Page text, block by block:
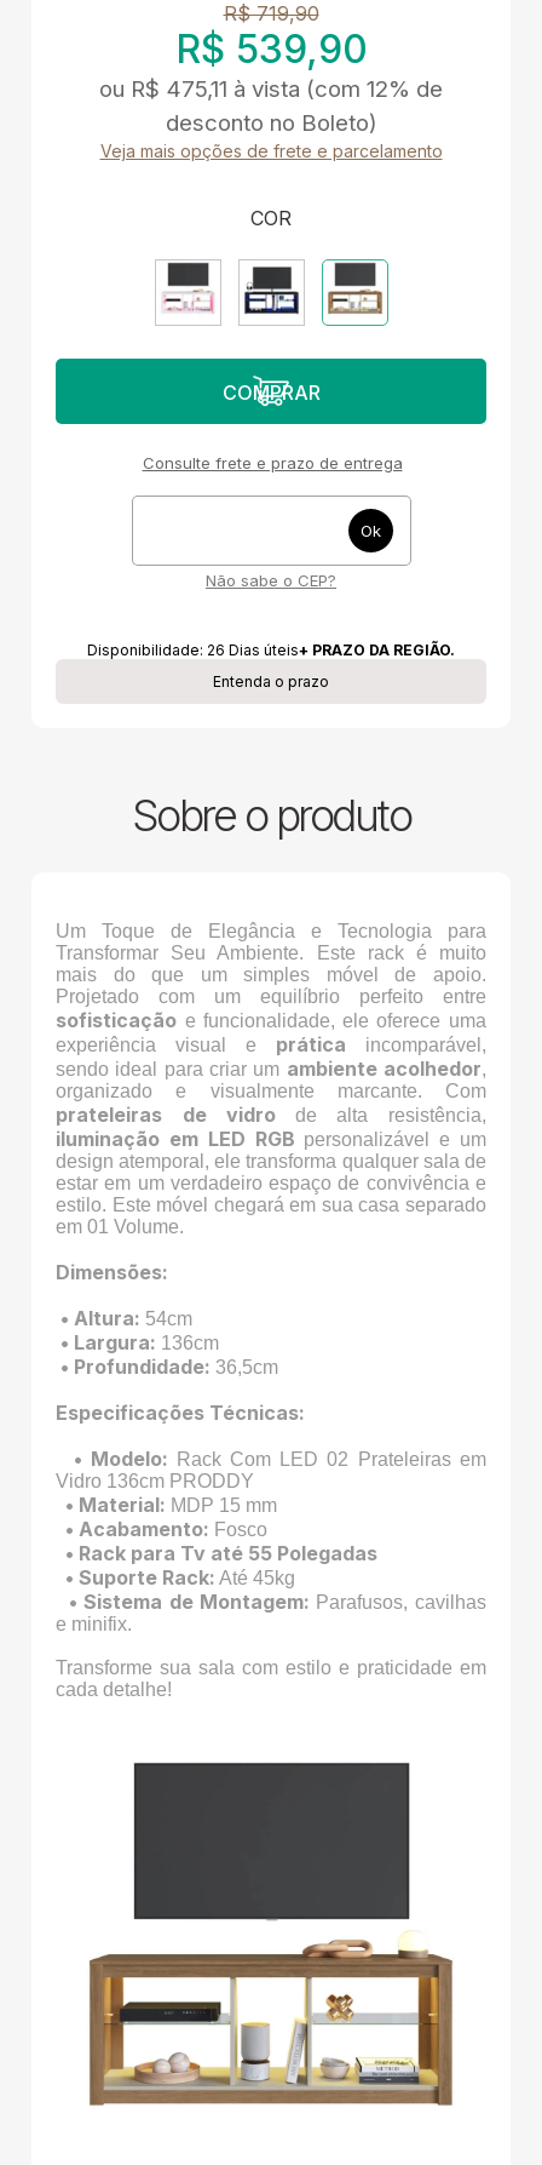
R$ 719,90
R$ 539,90
ou R$ 475,11 à vista (com 12% de
desconto no Boleto)
Veja mais opções de frete e parcelamento
COR
Consulte frete e prazo de entrega
Não sabe o CEP?
Disponibilidade: 26 Dias úteis+ PRAZO DA REGIÃO.
Entenda o prazo
Sobre o produto
Um Toque de Elegância e Tecnologia para
Transformar Seu Ambiente. Este rack é muito
mais do que um simples móvel de apoio.
Projetado com um equilíbrio perfeito entre
sofisticação e funcionalidade, ele oferece uma
experiência visual e prática incomparável,
sendo ideal para criar um ambiente acolhedor,
organizado e visualmente marcante. Com
prateleiras de vidrode alta resistência,
iluminação em LED RGB personalizável e um
design atemporal, ele transforma qualquer sala de
estar em um verdadeiro espaço de convivência e
estilo. Este móvel chegará em sua casa separado
em 01 Volume.
Dimensões:
• Altura: 54cm
• Largura: 136cm
• Profundidade: 36,5cm
Especificações Técnicas:
• Modelo:
Rack Com LED 02 Prateleiras em
Vidro 136cm PRODDY
• Material: MDP 15 mm
• Acabamento: Fosco
• Rack para Tv até 55 Polegadas
• Suporte Rack: Até 45kg
• Sistema de Montagem: Parafusos, cavilhas
e minifix.
Transforme sua sala com estilo e praticidade em
cada detalhe!